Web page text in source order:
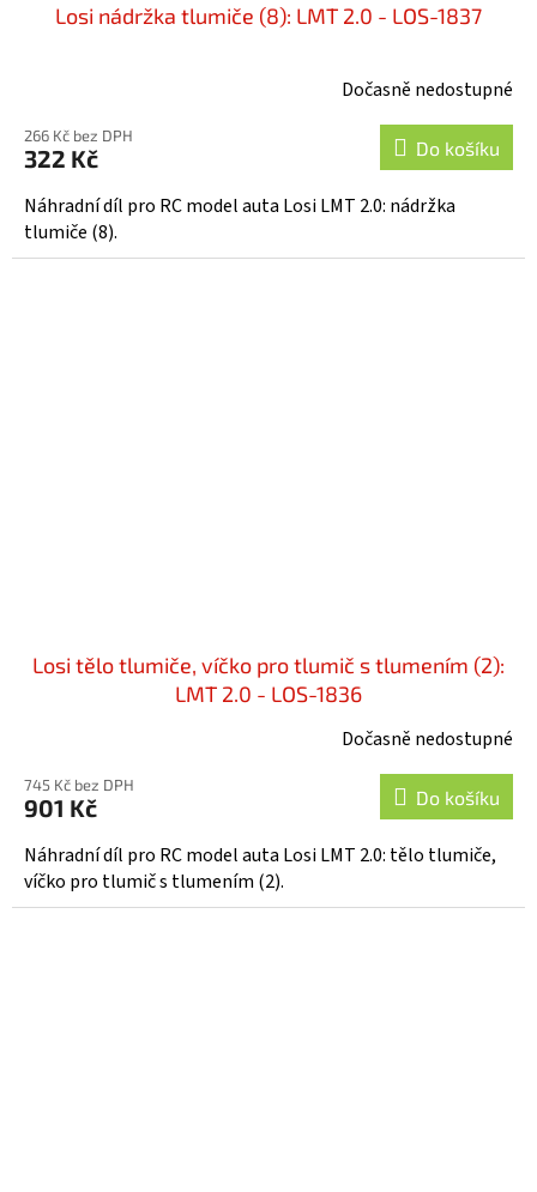
Losi nádržka tlumiče (8): LMT 2.0 - LOS-1837
Dočasně nedostupné
266 Kč bez DPH
322 Kč Do košíku
Náhradní díl pro RC model auta Losi LMT 2.0: nádržka
tlumiče (8).
Losi tělo tlumiče, víčko pro tlumič s tlumením (2):
LMT 2.0 - LOS-1836
Dočasně nedostupné
745 Kč bez DPH
901 Kč Do košíku
Náhradní díl pro RC model auta Losi LMT 2.0: tělo tlumiče,
víčko pro tlumič s tlumením (2).